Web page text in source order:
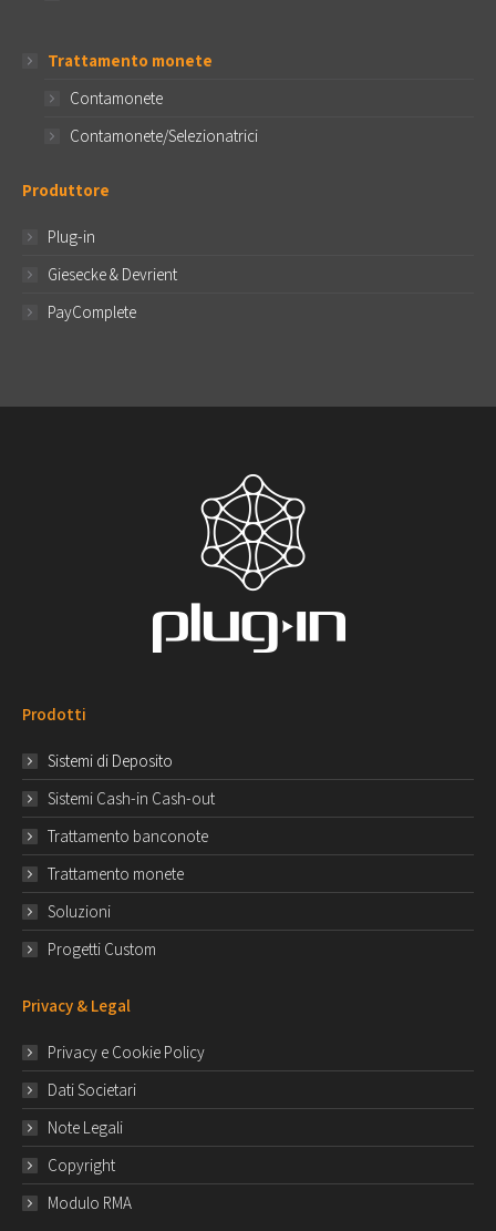
Trattamento monete
Contamonete
Contamonete/Selezionatrici
Produttore
Plug-in
Giesecke & Devrient
PayComplete
Prodotti
Sistemi di Deposito
Sistemi Cash-in Cash-out
Trattamento banconote
Trattamento monete
Soluzioni
Progetti Custom
Privacy & Legal
Privacy e Cookie Policy
Dati Societari
Note Legali
Copyright
Modulo RMA